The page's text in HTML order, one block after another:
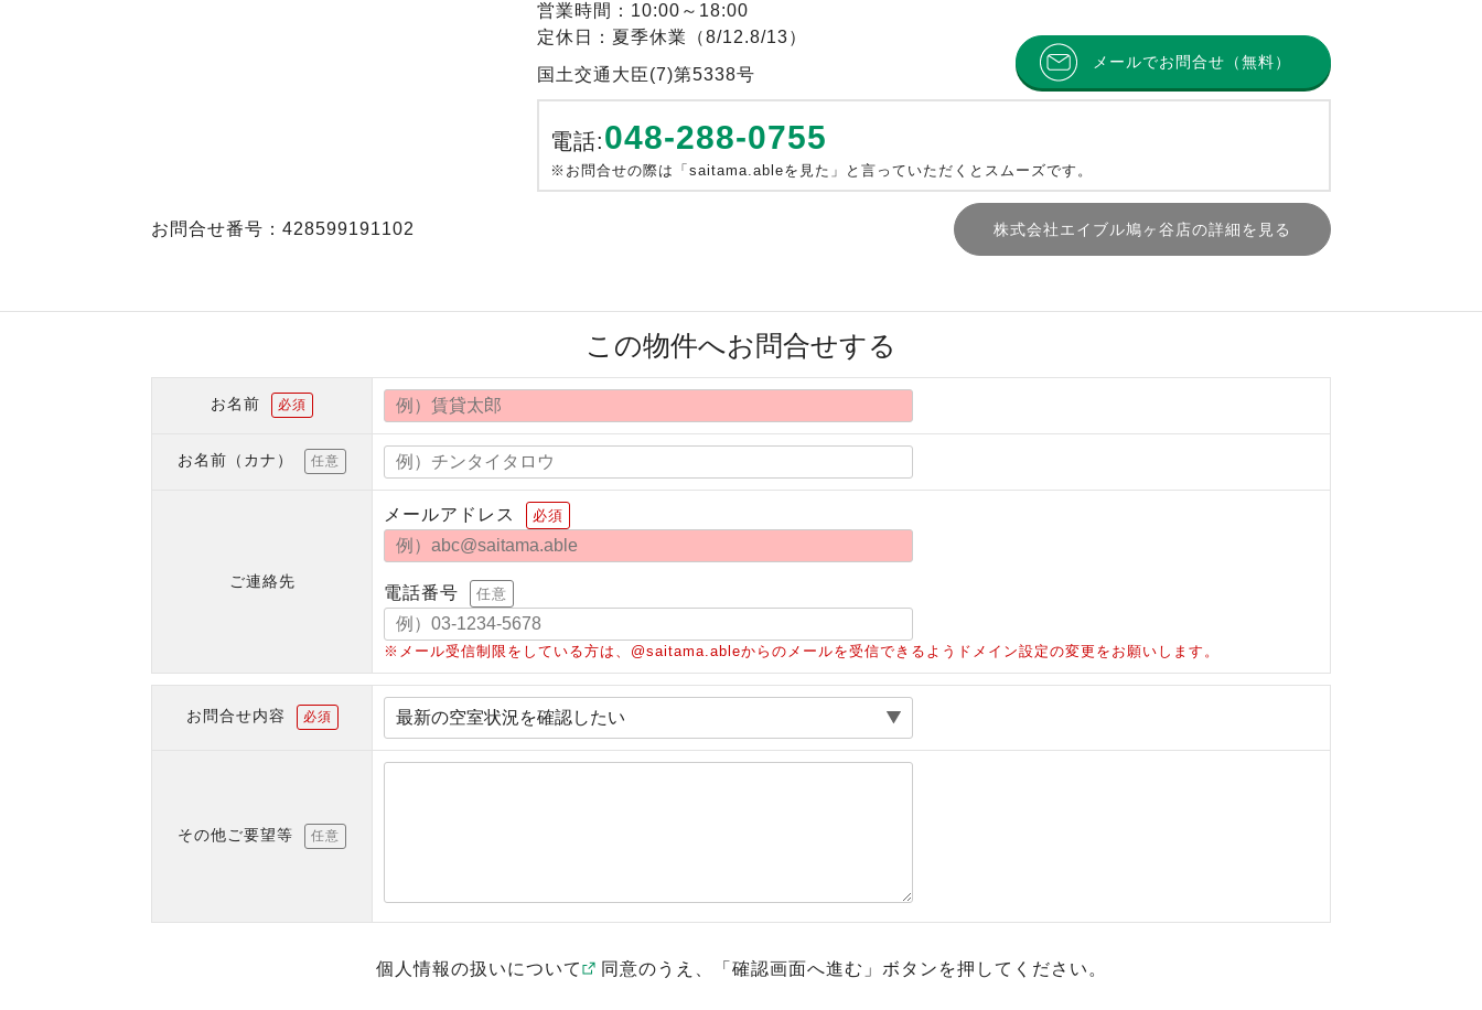
営業時間：10:00～18:00
定休日：夏季休業（8/12.8/13）
国土交通大臣(7)第5338号
メールでお問合せ（無料）
電話:048-288-0755
※お問合せの際は「saitama.ableを見た」と言っていただくとスムーズです。
お問合せ番号：428599191102 株式会社エイブル鳩ヶ谷店の詳細を見る
この物件へお問合せする
お名前 必須
お名前（カナ） 任意
ご連絡先
メールアドレス 必須
電話番号 任意
※メール受信制限をしている方は、@saitama.ableからのメールを受信できるようドメイン設定の変更をお願いします。
お問合せ内容 必須
その他ご要望等 任意
個人情報の扱いについて 同意のうえ、「確認画面へ進む」ボタンを押してください。